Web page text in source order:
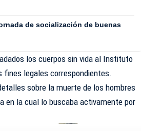
de socialización de buenas
los cuerpos sin vida al Instituto
fines legales correspondientes.
sobre la muerte de los hombres
en la cual lo buscaba activamente por